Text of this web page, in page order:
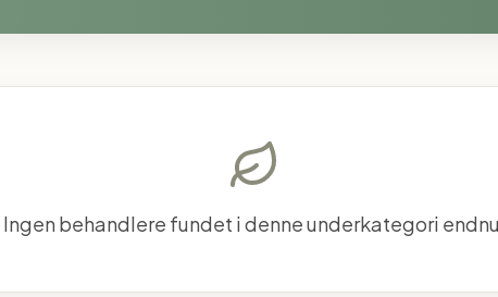
Ingen behandlere fundet i denne underkategori